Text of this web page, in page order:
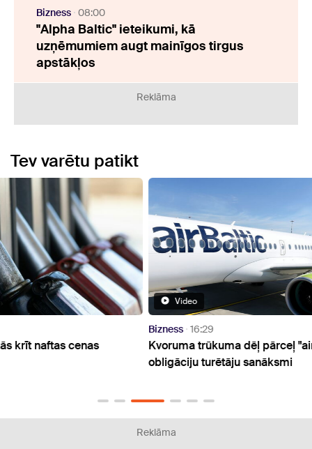
Bizness 08:00
"Alpha Baltic" ieteikumi, kā
uzņēmumiem augt mainīgos tirgus
apstākļos
Reklāma
Tev varētu patikt
Video
Kvoruma trūkuma dēļ pārceļ "airBaltic"
obligāciju turētāju sanāksmi
No
Reklāma